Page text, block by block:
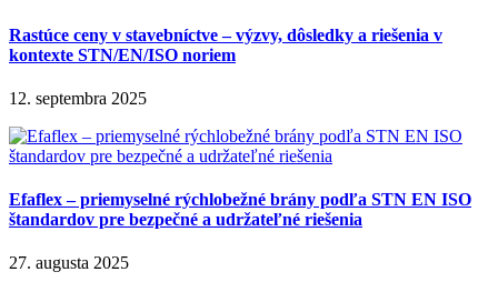
Rastúce ceny v stavebníctve – výzvy, dôsledky a riešenia v
kontexte STN/EN/ISO noriem
12. septembra 2025
Efaflex – priemyselné rýchlobežné brány podľa STN EN ISO
štandardov pre bezpečné a udržateľné riešenia
27. augusta 2025